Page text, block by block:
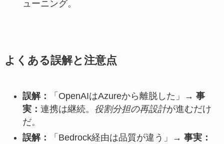
ューニング。
よくある誤解と注意点
誤解： 「OpenAIはAzureから離脱した」→ 事
実： 連携は継続。 役割分担の再設計が進むだけ
だ。
誤解：
「Bedrock経由は品質が違う」→ 事実：